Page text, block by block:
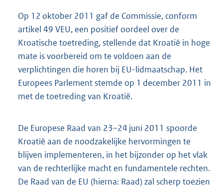
Op 12 oktober 2011 gaf de Commissie, conform
artikel 49 VEU, een positief oordeel over de
Kroatische toetreding, stellende dat Kroatië in hoge
mate is voorbereid om te voldoen aan de
verplichtingen die horen bij EU-lidmaatschap. Het
Europees Parlement stemde op 1 december 2011 in
met de toetreding van Kroatië.
De Europese Raad van 23–24 juni 2011 spoorde
Kroatië aan de noodzakelijke hervormingen te
blijven implementeren, in het bijzonder op het vlak
van de rechterlijke macht en fundamentele rechten.
De Raad van de EU (hierna: Raad) zal scherp toezien